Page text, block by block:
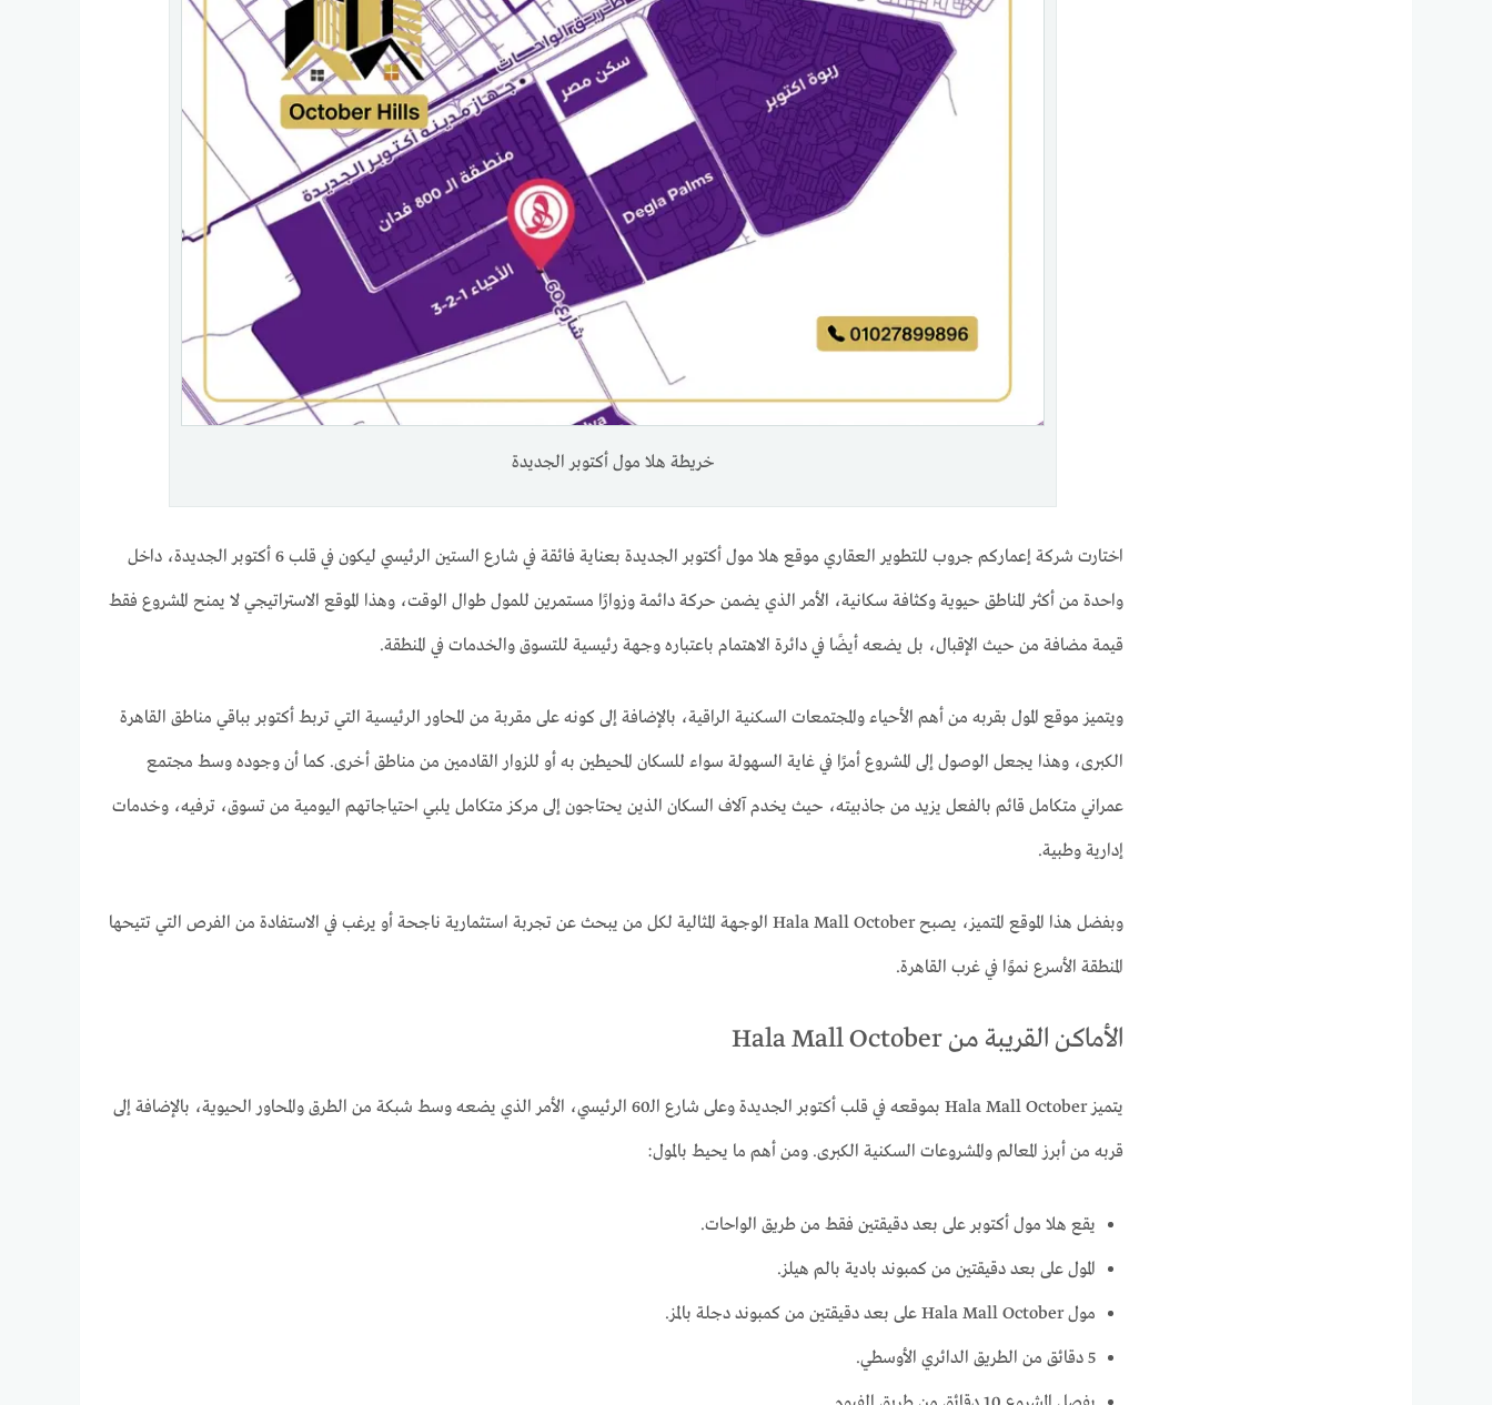
خريطة هلا مول أكتوبر الجديدة
اختارت شركة إعماركم جروب للتطوير العقاري موقع هلا مول أكتوبر الجديدة بعناية فائقة في شارع الستين الرئيسي ليكون في قلب 6 أكتوبر الجديدة، داخل
واحدة من أكثر المناطق حيوية وكثافة سكانية، الأمر الذي يضمن حركة دائمة وزوارًا مستمرين للمول طوال الوقت، وهذا الموقع الاستراتيجي لا يمنح المشروع فقط
قيمة مضافة من حيث الإقبال، بل يضعه أيضًا في دائرة الاهتمام باعتباره وجهة رئيسية للتسوق والخدمات في المنطقة.
ويتميز موقع المول بقربه من أهم الأحياء والمجتمعات السكنية الراقية، بالإضافة إلى كونه على مقربة من المحاور الرئيسية التي تربط أكتوبر بباقي مناطق القاهرة
الكبرى، وهذا يجعل الوصول إلى المشروع أمرًا في غاية السهولة سواء للسكان المحيطين به أو للزوار القادمين من مناطق أخرى. كما أن وجوده وسط مجتمع
عمراني متكامل قائم بالفعل يزيد من جاذبيته، حيث يخدم آلاف السكان الذين يحتاجون إلى مركز متكامل يلبي احتياجاتهم اليومية من تسوق، ترفيه، وخدمات
إدارية وطبية.
وبفضل هذا الموقع المتميز، يصبح Hala Mall October الوجهة المثالية لكل من يبحث عن تجربة استثمارية ناجحة أو يرغب في الاستفادة من الفرص التي تتيحها
المنطقة الأسرع نموًا في غرب القاهرة.
الأماكن القريبة من Hala Mall October
يتميز Hala Mall October بموقعه في قلب أكتوبر الجديدة وعلى شارع الـ60 الرئيسي، الأمر الذي يضعه وسط شبكة من الطرق والمحاور الحيوية، بالإضافة إلى
قربه من أبرز المعالم والمشروعات السكنية الكبرى. ومن أهم ما يحيط بالمول:
يقع هلا مول أكتوبر على بعد دقيقتين فقط من طريق الواحات.
المول على بعد دقيقتين من كمبوند بادية بالم هيلز.
مول Hala Mall October على بعد دقيقتين من كمبوند دجلة بالمز.
5 دقائق من الطريق الدائري الأوسطي.